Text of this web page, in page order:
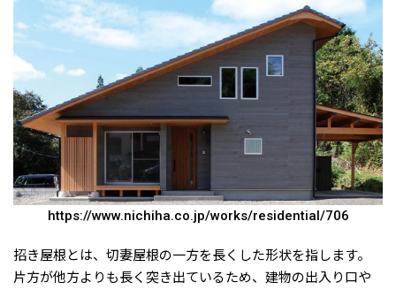
https://www.nichiha.co.jp/works/residential/706
招き屋根とは、切妻屋根の一方を長くした形状を指します。
片方が他方よりも長く突き出ているため、建物の出入り口や